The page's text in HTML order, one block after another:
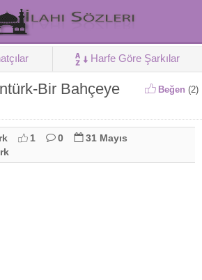
Harfe Göre Şarkılar
Bir Bahçeye
Beğen (2)
1 0
31 Mayıs